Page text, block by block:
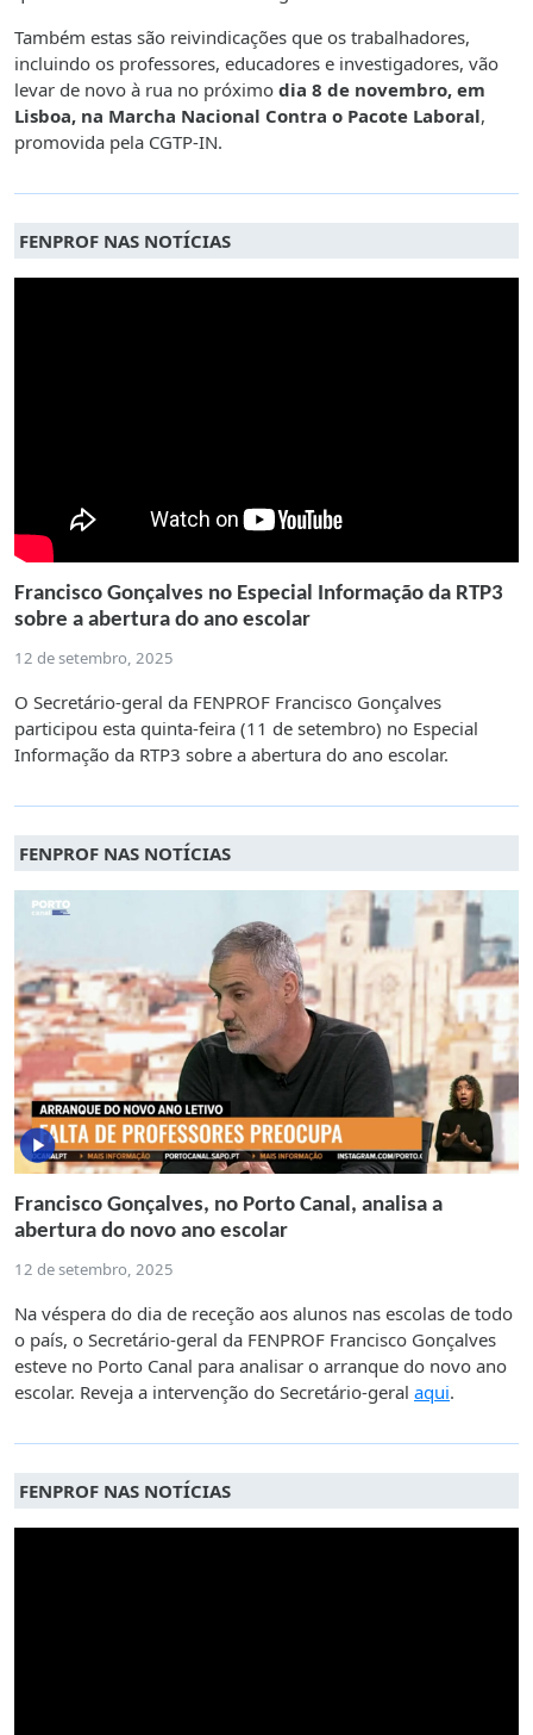
Também estas são reivindicações que os trabalhadores,
incluindo os professores, educadores e investigadores, vão
levar de novo à rua no próximo dia 8 de novembro, em
Lisboa, na Marcha Nacional Contra o Pacote Laboral,
promovida pela CGTP-IN.
FENPROF NAS NOTÍCIAS
Francisco Gonçalves no Especial Informação da RTP3
sobre a abertura do ano escolar
12 de setembro, 2025
O Secretário-geral da FENPROF Francisco Gonçalves
participou esta quinta-feira (11 de setembro) no Especial
Informação da RTP3 sobre a abertura do ano escolar.
FENPROF NAS NOTÍCIAS
Francisco Gonçalves, no Porto Canal, analisa a
abertura do novo ano escolar
12 de setembro, 2025
Na véspera do dia de receção aos alunos nas escolas de todo
o país, o Secretário-geral da FENPROF Francisco Gonçalves
esteve no Porto Canal para analisar o arranque do novo ano
escolar. Reveja a intervenção do Secretário-geral aqui.
FENPROF NAS NOTÍCIAS